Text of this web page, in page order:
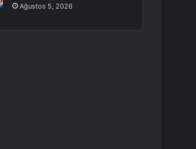
Ağustos 5, 2026